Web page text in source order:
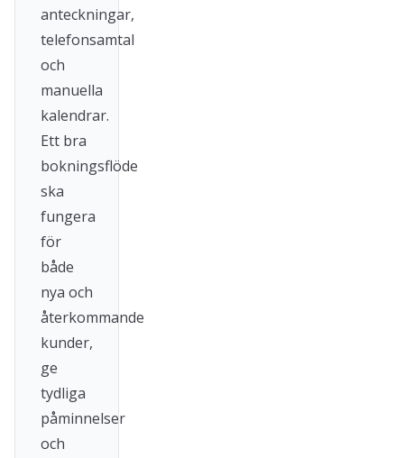
anteckningar,
telefonsamtal
och
manuella
kalendrar.
Ett bra
bokningsflöde
ska
fungera
för
både
nya och
återkommande
kunder,
ge
tydliga
påminnelser
och